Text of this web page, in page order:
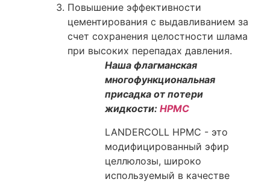
Повышение эффективности
цементирования с выдавливанием за
счет сохранения целостности шлама
при высоких перепадах давления.
Наша флагманская
многофункциональная
присадка от потери
жидкости: HPMC
LANDERCOLL HPMC - это
модифицированный эфир
целлюлозы, широко
используемый в качестве